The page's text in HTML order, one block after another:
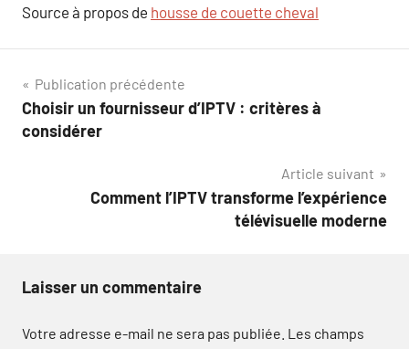
Source à propos de housse de couette cheval
Navigation
de
Publication précédente
Choisir un fournisseur d’IPTV : critères à
considérer
Article suivant
Comment l’IPTV transforme l’expérience
télévisuelle moderne
Laisser un commentaire
Votre adresse e-mail ne sera pas publiée. Les champs